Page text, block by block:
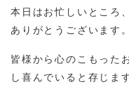
本日はお忙しいところ
ありがとうございます。
皆様から心のこもった
し喜んでいると存じます